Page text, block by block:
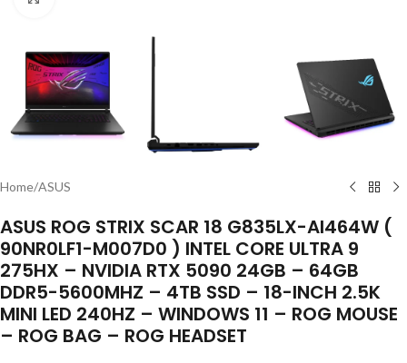
Home/ASUS
ASUS ROG STRIX SCAR 18 G835LX-AI464W (
90NR0LF1-M007D0 ) INTEL CORE ULTRA 9
275HX – NVIDIA RTX 5090 24GB – 64GB
DDR5-5600MHZ – 4TB SSD – 18-INCH 2.5K
MINI LED 240HZ – WINDOWS 11 – ROG MOUSE
– ROG BAG – ROG HEADSET